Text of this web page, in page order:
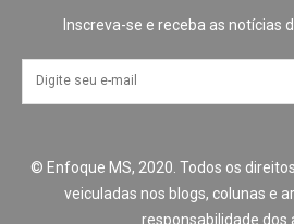
Inscreva-se e receba as notícias
© Enfoque MS, 2020. Todos os
veiculadas nos blogs, colunas e
responsabilidade dos